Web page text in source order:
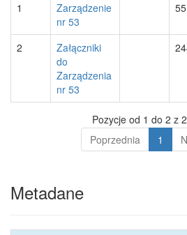
1
Zarządzenie
nr 53
2
Załączniki
do
Zarządzenia
nr 53
Pozycje od 1 do 2 z
Poprzednia
1
Metadane